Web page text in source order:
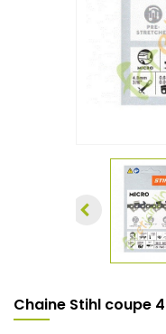
Chaine Stihl coupe